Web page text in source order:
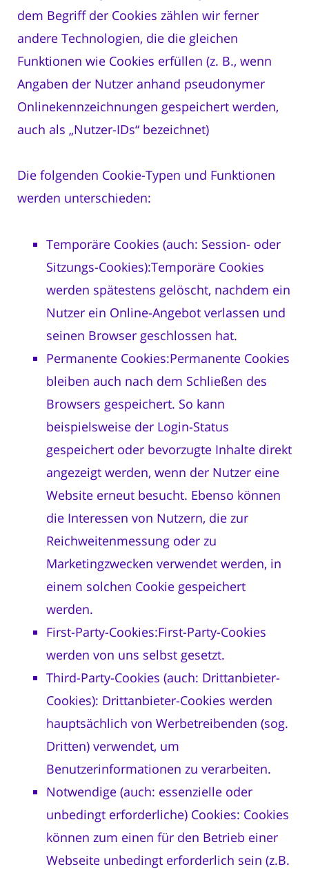
dem Begriff der Cookies zählen wir ferner
andere Technologien, die die gleichen
Funktionen wie Cookies erfüllen (z. B., wenn
Angaben der Nutzer anhand pseudonymer
Onlinekennzeichnungen gespeichert werden,
auch als „Nutzer-IDs“ bezeichnet)
Die folgenden Cookie-Typen und Funktionen
werden unterschieden:
Temporäre Cookies (auch: Session- oder
Sitzungs-Cookies):Temporäre Cookies
werden spätestens gelöscht, nachdem ein
Nutzer ein Online-Angebot verlassen und
seinen Browser geschlossen hat.
Permanente Cookies:Permanente Cookies
bleiben auch nach dem Schließen des
Browsers gespeichert. So kann
beispielsweise der Login-Status
gespeichert oder bevorzugte Inhalte direkt
angezeigt werden, wenn der Nutzer eine
Website erneut besucht. Ebenso können
die Interessen von Nutzern, die zur
Reichweitenmessung oder zu
Marketingzwecken verwendet werden, in
einem solchen Cookie gespeichert
werden.
First-Party-Cookies:First-Party-Cookies
werden von uns selbst gesetzt.
Third-Party-Cookies (auch: Drittanbieter-
Cookies): Drittanbieter-Cookies werden
hauptsächlich von Werbetreibenden (sog.
Dritten) verwendet, um
Benutzerinformationen zu verarbeiten.
Notwendige (auch: essenzielle oder
unbedingt erforderliche) Cookies: Cookies
können zum einen für den Betrieb einer
Webseite unbedingt erforderlich sein (z.B.